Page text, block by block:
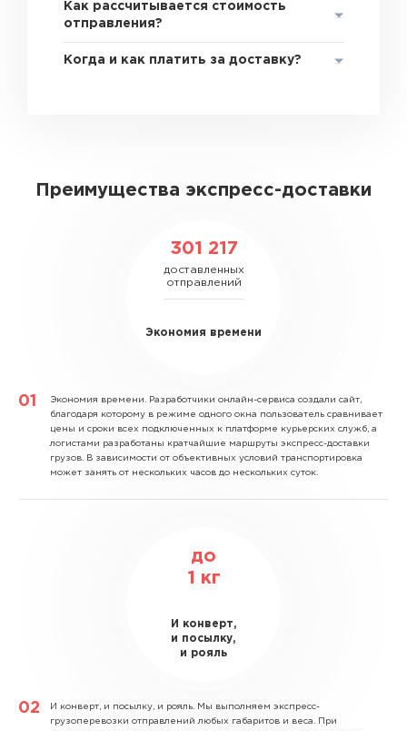
Как рассчитывается стоимость
отправления?
Когда и как платить за доставку?
Преимущества экспресс-доставки
301 217
доставленных
отправлений
Экономия времени
Экономия времени. Разработчики онлайн-сервиса создали сайт,
благодаря которому в режиме одного окна пользователь сравнивает
цены и сроки всех подключенных к платформе курьерских служб, а
логистами разработаны кратчайшие маршруты экспресс-доставки
грузов. В зависимости от объективных условий транспортировка
может занять от нескольких часов до нескольких суток.
до
1
кг
И конверт,
и посылку,
и рояль
И конверт, и посылку, и рояль. Мы выполняем экспресс-
грузоперевозки отправлений любых габаритов и веса. При